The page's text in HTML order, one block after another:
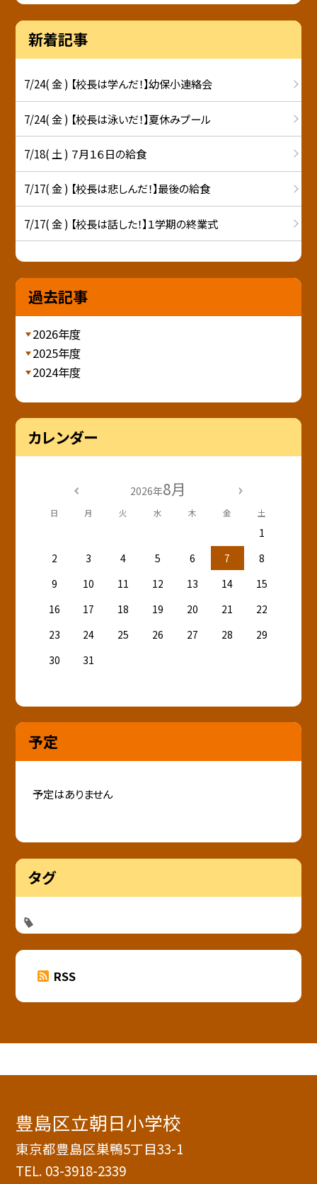
新着記事
7/24( 金 ) 【校長は学んだ！】幼保小連絡会
7/24( 金 ) 【校長は泳いだ！】夏休みプール
7/18( 土 ) ７月１６日の給食
7/17( 金 ) 【校長は悲しんだ！】最後の給食
7/17( 金 ) 【校長は話した！】１学期の終業式
過去記事
2026年度
2025年度
2024年度
カレンダー
2026年8月
日 月 火 水 木 金 土
1
2
3 4 5 6 7
8
9
10 11 12 13 14
15
16
17 18 19 20 21
22
23
24 25 26 27 28
29
30
31
予定
予定はありません
タグ
RSS
豊島区立朝日小学校
東京都豊島区巣鴨5丁目33-1
TEL. 03-3918-2339